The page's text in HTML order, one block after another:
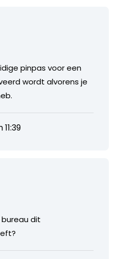
pinpas voor een
wordt alvorens je
dit